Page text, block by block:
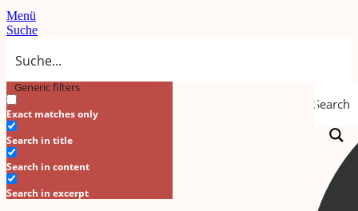
Menü
Suche
Search
Generic filters
Exact matches only
Search in title
Search in content
Search in excerpt